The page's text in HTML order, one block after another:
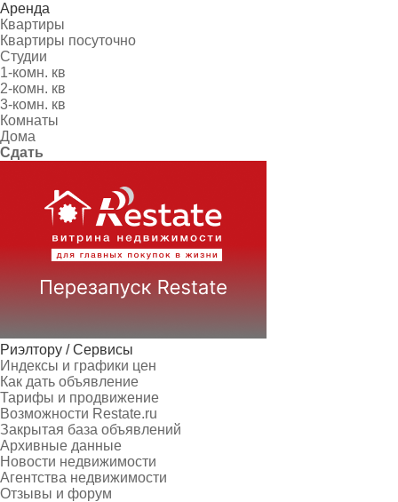
Аренда
Квартиры
Квартиры посуточно
Студии
1-комн. кв
2-комн. кв
3-комн. кв
Комнаты
Дома
Сдать
Риэлтору / Сервисы
Индексы и графики цен
Как дать объявление
Тарифы и продвижение
Возможности Restate.ru
Закрытая база объявлений
Архивные данные
Новости недвижимости
Агентства недвижимости
Отзывы и форум